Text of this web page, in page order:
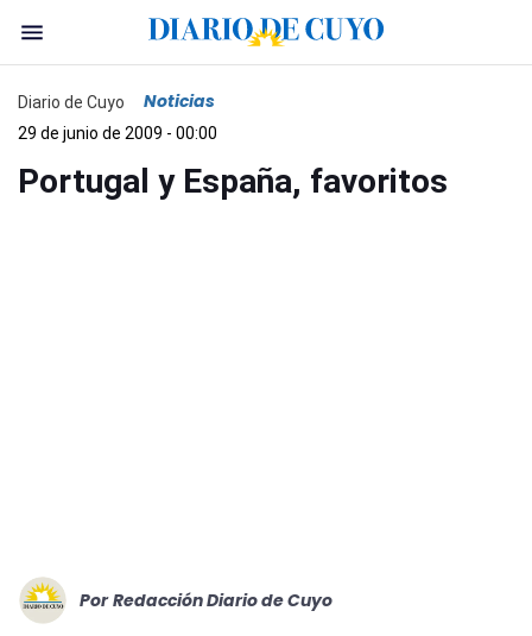
Diario de Cuyo Noticias
29 de junio de 2009 - 00:00
Portugal y España, favoritos
Por Redacción Diario de Cuyo